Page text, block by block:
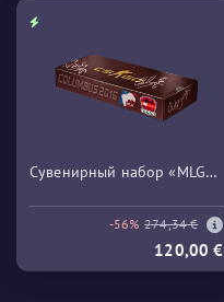
Сувенирный набор «MLG
-56% 274,34 €
120,00 €